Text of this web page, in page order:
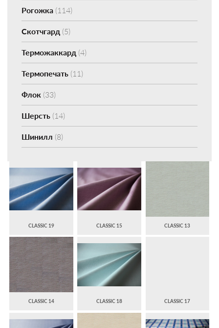
Рогожка (114)
Скотчгард (5)
Терможаккард (4)
Термопечать (11)
Флок (33)
Шерсть (14)
Шинилл (8)
CLASSIC 19 CLASSIC 15 CLASSIC 13
CLASSIC 14 CLASSIC 18 CLASSIC 17